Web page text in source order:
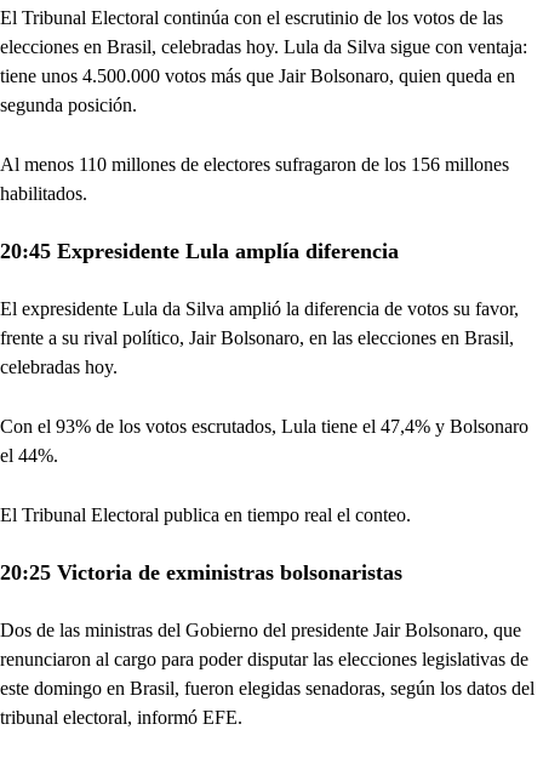
El Tribunal Electoral continúa con el escrutinio de los votos de las
elecciones en Brasil, celebradas hoy. Lula da Silva sigue con ventaja:
tiene unos 4.500.000 votos más que Jair Bolsonaro, quien queda en
segunda posición.
Al menos 110 millones de electores sufragaron de los 156 millones
habilitados.
20:45 Expresidente Lula amplía diferencia
El expresidente Lula da Silva amplió la diferencia de votos su favor,
frente a su rival político, Jair Bolsonaro, en las elecciones en Brasil,
celebradas hoy.
Con el 93% de los votos escrutados, Lula tiene el 47,4% y Bolsonaro
el 44%.
El Tribunal Electoral publica en tiempo real el conteo.
20:25 Victoria de exministras bolsonaristas
Dos de las ministras del Gobierno del presidente Jair Bolsonaro, que
renunciaron al cargo para poder disputar las elecciones legislativas de
este domingo en Brasil, fueron elegidas senadoras, según los datos del
tribunal electoral, informó EFE.